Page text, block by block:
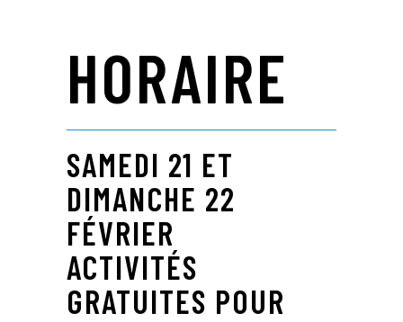
HORAIRE
SAMEDI 21 ET
DIMANCHE 22
FÉVRIER
ACTIVITÉS
GRATUITES POUR